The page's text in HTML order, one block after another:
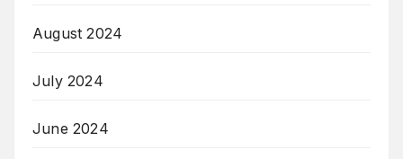
August 2024
July 2024
June 2024